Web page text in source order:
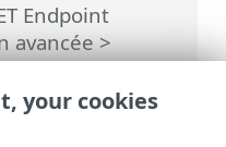
Endpoint
avancée>
du client de
des boîtes aux
your cookies